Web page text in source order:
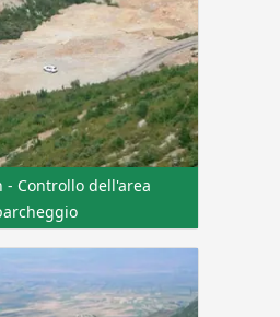
- Controllo dell'area